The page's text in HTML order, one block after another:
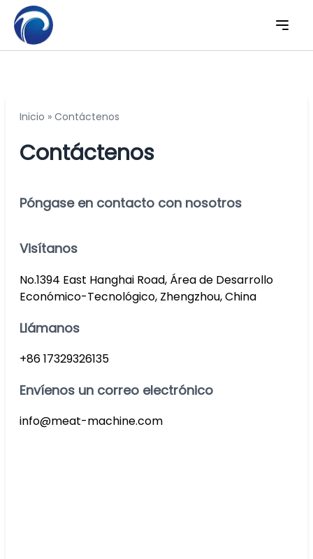
Inicio » Contáctenos
Contáctenos
Póngase en contacto con nosotros
Visítanos
No.1394 East Hanghai Road, Área de Desarrollo
Económico-Tecnológico, Zhengzhou, China
Llámanos
+86 17329326135
Envíenos un correo electrónico
info@meat-machine.com